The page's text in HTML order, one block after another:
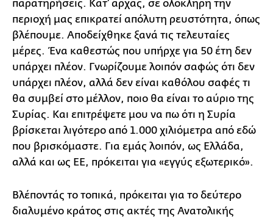
παρατηρήσεις. Κατ’ αρχάς, σε ολόκληρη την
περιοχή μας επικρατεί απόλυτη ρευστότητα, όπως
βλέπουμε. Αποδείχθηκε ξανά τις τελευταίες
μέρες. Ένα καθεστώς που υπήρχε για 50 έτη δεν
υπάρχει πλέον. Γνωρίζουμε λοιπόν σαφώς ότι δεν
υπάρχει πλέον, αλλά δεν είναι καθόλου σαφές τι
θα συμβεί στο μέλλον, ποιο θα είναι το αύριο της
Συρίας. Και επιτρέψετε μου να πω ότι η Συρία
βρίσκεται λιγότερο από 1.000 χιλιόμετρα από εδώ
που βρισκόμαστε. Για εμάς λοιπόν, ως Ελλάδα,
αλλά και ως ΕΕ, πρόκειται για «εγγύς εξωτερικό».
Βλέποντάς το τοπικά, πρόκειται για το δεύτερο
διαλυμένο κράτος στις ακτές της Ανατολικής